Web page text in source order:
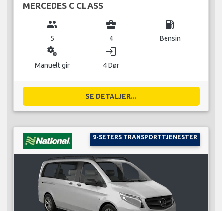
MERCEDES C CLASS
group
5
business_center
4
local_gas_station
Bensin
miscellaneous_services
Manuelt gir
login
4 Dør
SE DETALJER...
9-SETERS TRANSPORTTJENESTER